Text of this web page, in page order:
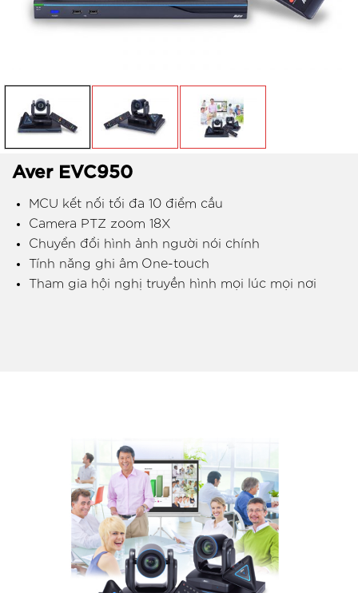
Aver EVC950
MCU kết nối tối đa 10 điểm cầu
Camera PTZ zoom 18X
Chuyển đổi hình ảnh người nói chính
Tính năng ghi âm One-touch
Tham gia hội nghị truyền hình mọi lúc mọi nơi